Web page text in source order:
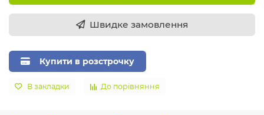
Швидке замовлення
Купити в розстрочку
В закладки До порівняння